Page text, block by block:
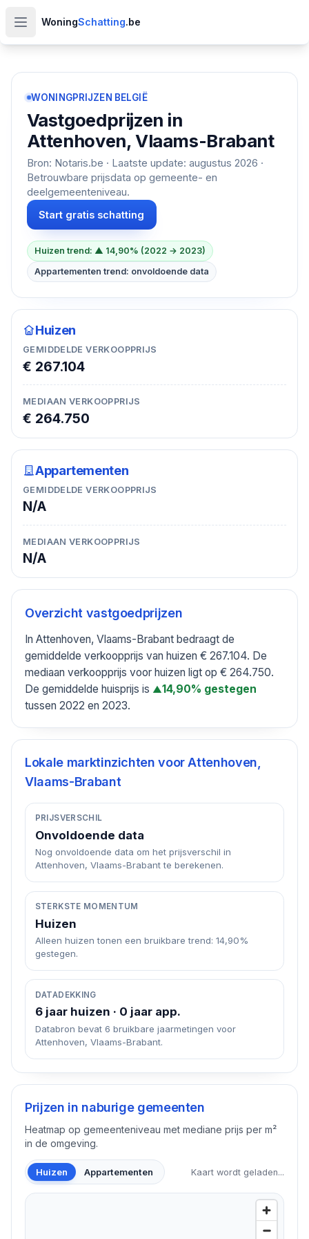
Open hoofdmenu
WoningSchatting.be
WONINGPRIJZEN BELGIË
Vastgoedprijzen in
Attenhoven, Vlaams-Brabant
Bron: Notaris.be · Laatste update: augustus 2026 ·
Betrouwbare prijsdata op gemeente- en
deelgemeenteniveau.
Start gratis schatting
Huizen trend: ▲ 14,90% (2022 → 2023)
Appartementen trend: onvoldoende data
Huizen
GEMIDDELDE VERKOOPPRIJS
€ 267.104
MEDIAAN VERKOOPPRIJS
€ 264.750
Appartementen
GEMIDDELDE VERKOOPPRIJS
N/A
MEDIAAN VERKOOPPRIJS
N/A
Overzicht vastgoedprijzen
In Attenhoven, Vlaams-Brabant bedraagt de
gemiddelde verkoopprijs van huizen € 267.104. De
mediaan verkoopprijs voor huizen ligt op € 264.750.
De gemiddelde huisprijs is ▲14,90% gestegen
tussen 2022 en 2023.
Lokale marktinzichten voorAttenhoven,
Vlaams-Brabant
PRIJSVERSCHIL
Onvoldoende data
Nog onvoldoende data om het prijsverschil in
Attenhoven, Vlaams-Brabant te berekenen.
STERKSTE MOMENTUM
Huizen
Alleen huizen tonen een bruikbare trend: 14,90%
gestegen.
DATADEKKING
6 jaar huizen · 0 jaar app.
Databron bevat 6 bruikbare jaarmetingen voor
Attenhoven, Vlaams-Brabant.
Prijzen in naburige gemeenten
Heatmap op gemeenteniveau met mediane prijs per m²
in de omgeving.
Huizen Appartementen Kaart wordt geladen...